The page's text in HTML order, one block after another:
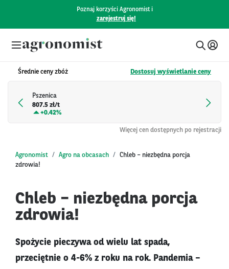
Poznaj korzyści Agronomist i
zarejestruj się!
Średnie ceny zbóż Dostosuj wyświetlanie ceny
Pszenica
807.5 zł/t
+0.42%
Więcej cen dostępnych po rejestracji
Agronomist Agro na obcasach
Chleb – niezbędna porcja
zdrowia!
Chleb – niezbędna porcja
zdrowia!
Spożycie pieczywa od wielu lat spada,
przeciętnie o 4-6% z roku na rok. Pandemia –